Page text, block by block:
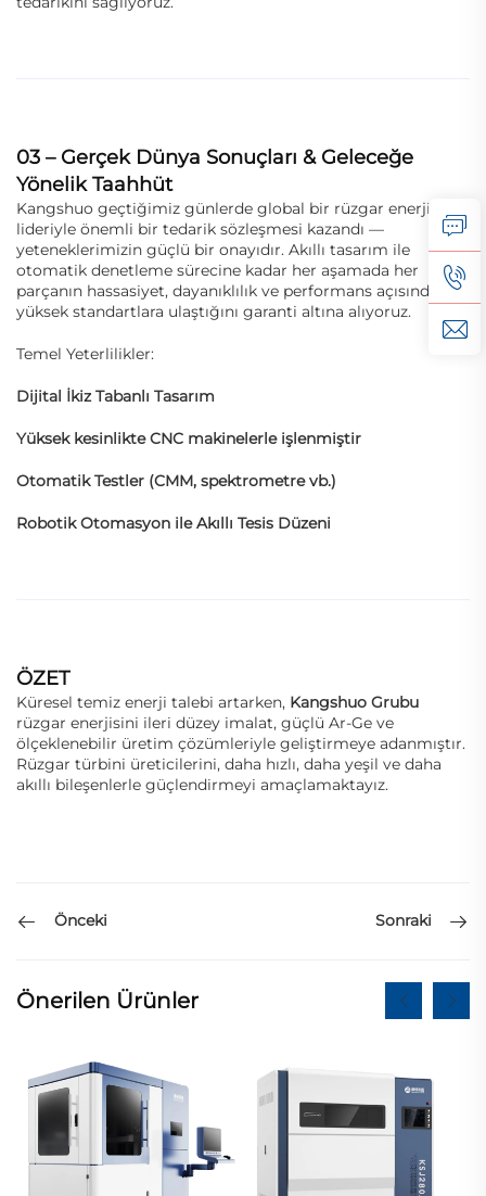
03 – Gerçek Dünya Sonuçları & Geleceğe
Yönelik Taahhüt
Kangshuo geçtiğimiz günlerde global bir rüzgar enerjisi
lideriyle önemli bir tedarik sözleşmesi kazandı —
yeteneklerimizin güçlü bir onayıdır. Akıllı tasarım ile
otomatik denetleme sürecine kadar her aşamada her
parçanın hassasiyet, dayanıklılık ve performans açısından
yüksek standartlara ulaştığını garanti altına alıyoruz.
Temel Yeterlilikler:
Dijital İkiz Tabanlı Tasarım
Yüksek kesinlikte CNC makinelerle işlenmiştir
Otomatik Testler (CMM, spektrometre vb.)
Robotik Otomasyon ile Akıllı Tesis Düzeni
ÖZET
Küresel temiz enerji talebi artarken, Kangshuo Grubu
rüzgar enerjisini ileri düzey imalat, güçlü Ar-Ge ve
ölçeklenebilir üretim çözümleriyle geliştirmeye adanmıştır.
Rüzgar türbini üreticilerini, daha hızlı, daha yeşil ve daha
akıllı bileşenlerle güçlendirmeyi amaçlamaktayız.
Önceki Sonraki
Önerilen Ürünler